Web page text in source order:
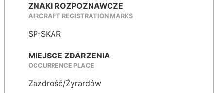
ZNAKI ROZPOZNAWCZE
AIRCRAFT REGISTRATION MARKS
SP-SKAR
MIEJSCE ZDARZENIA
OCCURRENCE PLACE
Zazdrość/Żyrardów